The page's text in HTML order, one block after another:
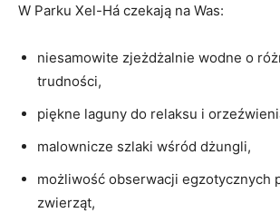
W Parku Xel-Há czekają na Was:
niesamowite zjeżdżalnie ‍wodne o
trudności,
piękne ​laguny do relaksu‌ i
malownicze szlaki wśród dżungli,
możliwość obserwacji egzotycznych
zwierząt,